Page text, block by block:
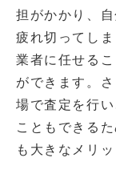
担がかかり、
疲れ切ってし
業者に任せる
ができます。
場で査定を行
こともできる
も大きなメリッ